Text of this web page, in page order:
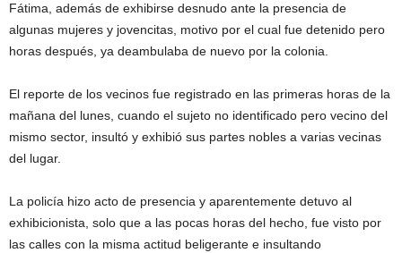
Fátima, además de exhibirse desnudo ante la presencia de
algunas mujeres y jovencitas, motivo por el cual fue detenido pero
horas después, ya deambulaba de nuevo por la colonia.
El reporte de los vecinos fue registrado en las primeras horas de la
mañana del lunes, cuando el sujeto no identificado pero vecino del
mismo sector, insultó y exhibió sus partes nobles a varias vecinas
del lugar.
La policía hizo acto de presencia y aparentemente detuvo al
exhibicionista, solo que a las pocas horas del hecho, fue visto por
las calles con la misma actitud beligerante e insultando